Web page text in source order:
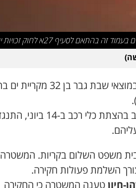
זה בהתאם לסעיף 27א לחוק זכויות יוצרים
שוטרים מתחנת זבולון עצרו במוצאי שבת גבר בן
לפי החשד, החשוד היה מעורב בהצתת כלי רכב ב-14
משפט השלום בקריות. המשטרה
השלמת פעולות חקירה.
חיוןטענה המשטרה כי החקירה